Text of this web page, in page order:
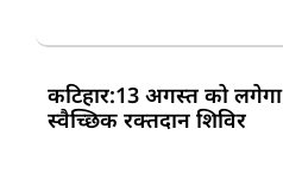
कटिहार:13 अगस्त को लगेगा
स्वैच्छिक रक्तदान शिविर